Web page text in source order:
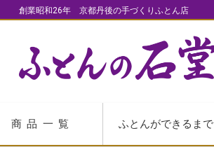
創業昭和26年 京都丹後の手づくりふとん店
商品一覧 ふとんができるまで